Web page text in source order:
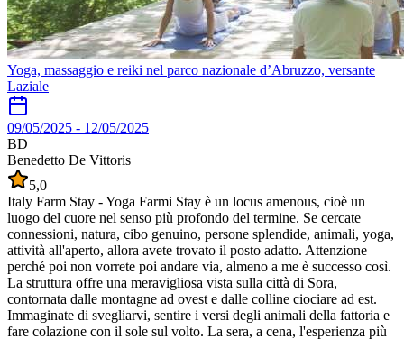
Yoga, massaggio e reiki nel parco nazionale d’Abruzzo, versante
Laziale
09/05/2025 - 12/05/2025
BD
Benedetto De Vittoris
5,0
Italy Farm Stay - Yoga Farmi Stay è un locus amenous, cioè un
luogo del cuore nel senso più profondo del termine. Se cercate
connessioni, natura, cibo genuino, persone splendide, animali, yoga,
attività all'aperto, allora avete trovato il posto adatto. Attenzione
perché poi non vorrete poi andare via, almeno a me è successo così.
La struttura offre una meravigliosa vista sulla città di Sora,
contornata dalle montagne ad ovest e dalle colline ciociare ad est.
Immaginate di svegliarvi, sentire i versi degli animali della fattoria e
fare colazione con il sole sul volto. La sera, a cena, l'esperienza più